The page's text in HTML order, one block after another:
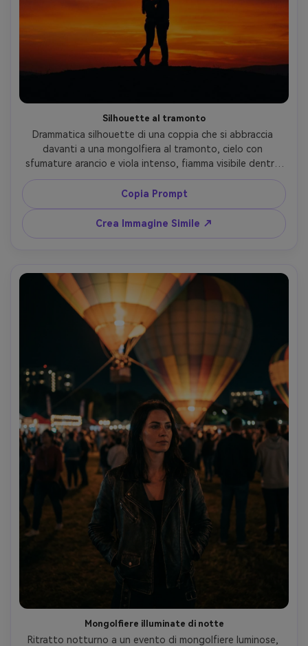
Silhouette al tramonto
Drammatica silhouette di una coppia che si abbraccia
davanti a una mongolfiera al tramonto, cielo con
sfumature arancio e viola intenso, fiamma visibile dentro
la mongolfiera, scattata con Canon EOS R5, 70-200mm a
135mm, forte contrasto, composizione centrale, bordi
nitidi, atmosfera cinematografica, fotografia ultra-
realistica --ar 4:5
Copia Prompt
Crea Immagine Simile ↗
Mongolfiere illuminate di notte
Ritratto notturno a un evento di mongolfiere luminose,